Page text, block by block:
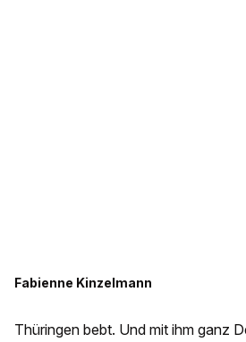
Fabienne Kinzelmann
Thüringen bebt. Und mit ihm ganz